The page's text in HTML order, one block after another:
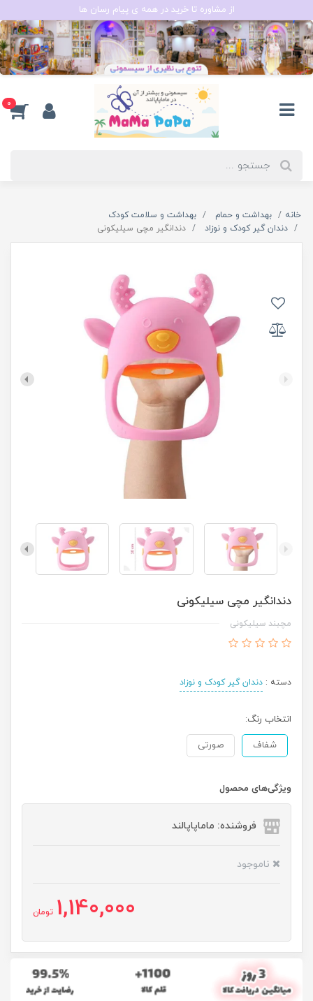
از مشاوره تا خرید در همه ی پیام رسان ها
0
خانه بهداشت و حمام
بهداشت و سلامت کودک
دندان گیر کودک و نوزاد
دندانگیر مچی سیلیکونی
دندانگیر مچی سیلیکونی
مچبند سیلیکونی
دسته : دندان گیر کودک و نوزاد
انتخاب رنگ:
شفاف صورتی
ویژگی‌های محصول
فروشنده: ماماپاپالند
ناموجود
1,140,000 تومان